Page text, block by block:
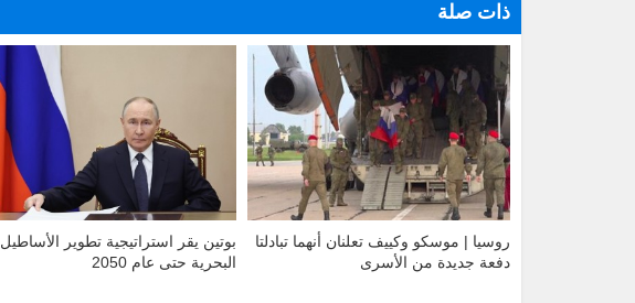
ذات صلة
روسيا | موسكو وكييف تعلنان أنهما تبادلتا
دفعة جديدة من الأسرى
بوتين يقر استراتيجية تطوير الأساطيل
البحرية حتى عام 2050